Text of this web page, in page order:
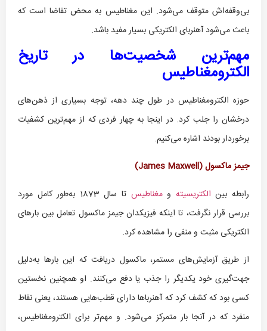
بی‌وقفه‌اش متوقف می‌شود. این مغناطیس به محض تقاضا است که
باعث می‌شود آهنربای الکتریکی بسیار مفید باشد.
مهم‌ترین شخصیت‌ها در تاریخ
الکترومغناطیس
حوزه الکترومغناطیس در طول چند دهه، توجه بسیاری از ذهن‌های
درخشان را جلب کرد. در اینجا به چهار فردی که از مهم‌ترین کشفیات
برخوردار بودند اشاره می‌کنیم.
جیمز ماکسول (James Maxwell
)
رابطه بین الکتریسیته ومغناطیس
تا سال 1873 به‌طور کامل مورد
بررسی قرار نگرفت، تا اینکه فیزیکدان جیمز ماکسول تعامل بین بارهای
الکتریکی مثبت و منفی را مشاهده کرد.
از طریق آزمایش‌های مستمر، ماکسول دریافت که این بارها به‌دلیل
جهت‌گیری خود یکدیگر را جذب یا دفع می‌کنند. او همچنین نخستین
کسی بود که کشف کرد که آهنربا‌ها دارای قطب‌هایی هستند، یعنی نقاط
منفرد که در آنجا بار متمرکز می‌شود. و مهم‌تر برای الکترومغناطیس،